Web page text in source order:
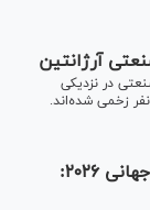
در نزدیکی
ابهام بزرگ لیونل مسی درباره حضور در جام جهانی ۲۰۲۶: